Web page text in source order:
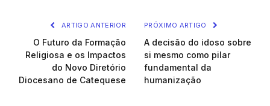
ARTIGO ANTERIOR
O Futuro da Formação
Religiosa e os Impactos
do Novo Diretório
Diocesano de Catequese
PRÓXIMO ARTIGO
A decisão do idoso sobre
si mesmo como pilar
fundamental da
humanização